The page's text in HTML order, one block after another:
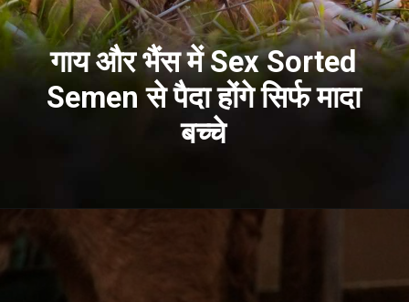
गाय और भैंस में Sex Sorted
Semen से पैदा होंगे सिर्फ मादा
बच्चे